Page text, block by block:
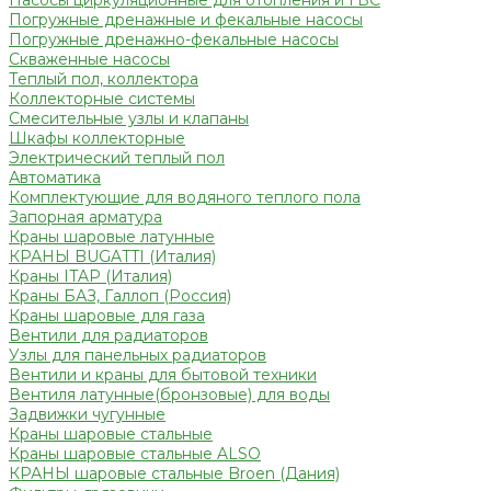
Погружные дренажные и фекальные насосы
Погружные дренажно-фекальные насосы
Скваженные насосы
Теплый пол, коллектора
Коллекторные системы
Смесительные узлы и клапаны
Шкафы коллекторные
Электрический теплый пол
Автоматика
Комплектующие для водяного теплого пола
Запорная арматура
Краны шаровые латунные
КРАНЫ BUGATTI (Италия)
Краны ITAP (Италия)
Краны БАЗ, Галлоп (Россия)
Краны шаровые для газа
Вентили для радиаторов
Узлы для панельных радиаторов
Вентили и краны для бытовой техники
Вентиля латунные(бронзовые) для воды
Задвижки чугунные
Краны шаровые стальные
Краны шаровые стальные ALSO
КРАНЫ шаровые стальные Broen (Дания)